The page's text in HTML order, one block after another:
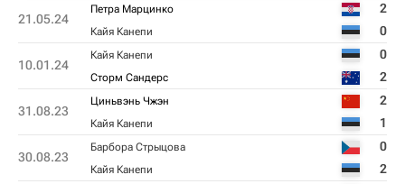
21.05.24
Петра Марцинко 2
Кайя Канепи 0
10.01.24
Кайя Канепи 0
Сторм Сандерс 2
31.08.23
Циньвэнь Чжэн 2
Кайя Канепи 1
30.08.23
Барбора Стрыцова 0
Кайя Канепи 2